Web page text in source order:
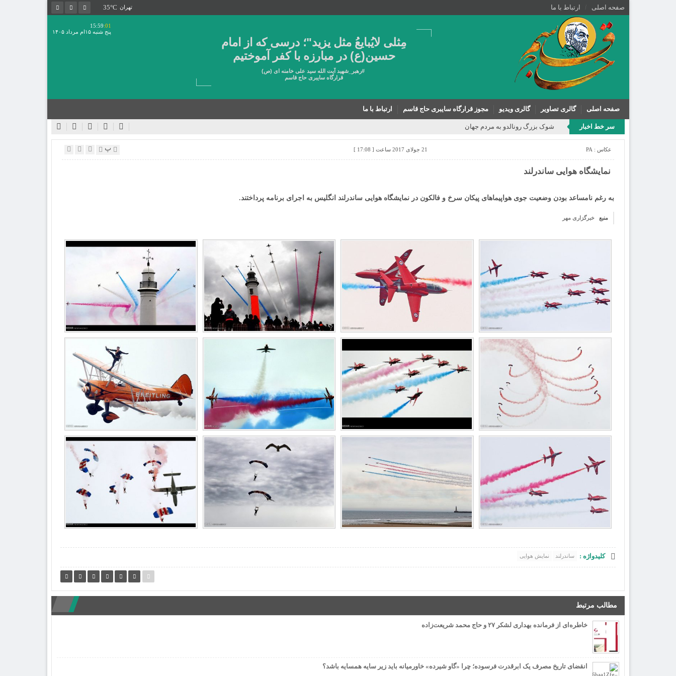
صفحه اصلی ارتباط با ما تهران 35°C
15:59:01
پنج شنبه ۱۵ام مرداد ۱۴۰۵
مِثلی لایُبایعُ مثل یزید"؛ درسی که از امام
حسین(ع) در مبارزه با کفر آموختیم
#رهبر_شهید آیت الله سید علی خامنه ای (ص)
قرارگاه سایبری حاج قاسم
صفحه اصلی گالری تصاویر گالری ویدیو مجوز قرارگاه سایبری حاج قاسم ارتباط با ما
سر خط اخبار شوک بزرگ رونالدو به مردم جهان
عکاس : PA 21 جولای 2017 ساعت [ 17:08 ] پ
نمایشگاه هوایی ساندرلند‎
به رغم نامساعد بودن وضعیت جوی هواپیماهای پیکان سرخ و فالکون در نمایشگاه هوایی ساندرلند انگلیس به اجرای برنامه پرداختند.
منبع خبرگزاری مهر
کلیدواژه : ساندرلند نمایش هوایی
مطالب مرتبط
خاطره‌ای از فرمانده بهداری لشکر ۲۷ و حاج محمد شریعت‌زاده
انقضای تاریخ مصرف یک ابرقدرت فرسوده؛ چرا «گاو شیرده» خاورمیانه باید زیر سایه همسایه باشد؟